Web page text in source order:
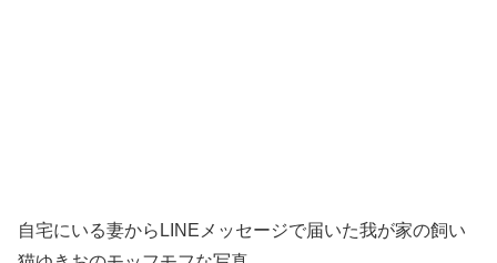
自宅にいる妻からLINEメッセージで届いた我が家の飼い